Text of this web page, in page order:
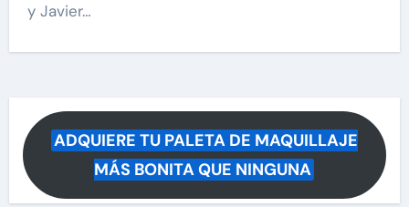
y Javier…
ADQUIERE TU PALETA DE MAQUILLAJE
MÁS BONITA QUE NINGUNA